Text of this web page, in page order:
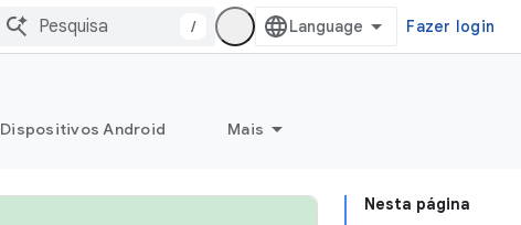
/ Fazer login
Dispositivos Android Mais
Nesta página